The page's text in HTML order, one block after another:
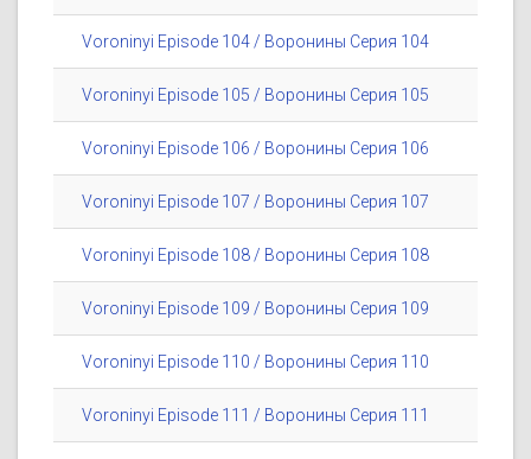
Voroninyi Episode 104 / Воронины Серия 104
Voroninyi Episode 105 / Воронины Серия 105
Voroninyi Episode 106 / Воронины Серия 106
Voroninyi Episode 107 / Воронины Серия 107
Voroninyi Episode 108 / Воронины Серия 108
Voroninyi Episode 109 / Воронины Серия 109
Voroninyi Episode 110 / Воронины Серия 110
Voroninyi Episode 111 / Воронины Серия 111